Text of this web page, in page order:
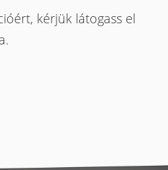
kérjük látogass el